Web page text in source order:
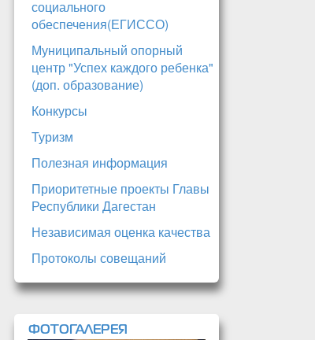
социального
обеспечения(ЕГИССО)
Муниципальный опорный
центр "Успех каждого ребенка"
(доп. образование)
Конкурсы
Туризм
Полезная информация
Приоритетные проекты Главы
Республики Дагестан
Независимая оценка качества
Протоколы совещаний
ФОТОГАЛЕРЕЯ